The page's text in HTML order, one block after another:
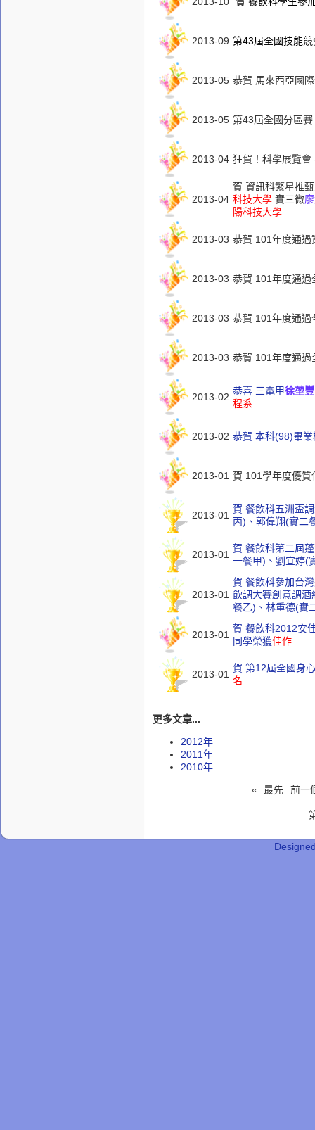
2013-09 第43屆全國技能
2013-05 恭賀 馬來西亞國
2013-05 第43屆全國分區
2013-04 狂賀！科學展覽會
2013-04
賀 資訊科繁星推
科技大學 實三微
陽科技大學
2013-03 恭賀 101年度通過
2013-03 恭賀 101年度通過
2013-03 恭賀 101年度通過
2013-03 恭賀 101年度通過
2013-02
恭喜 三電甲徐堃豐
程系
2013-02 恭賀 本科(98)畢業
2013-01 賀 101學年度優質
2013-01
賀 餐飲科五洲盃
丙)、郭偉翔(實二
2013-01
賀 餐飲科第二屆
一餐甲)、劉宜婷(
2013-01
賀 餐飲科參加台
飲調大賽創意調酒
餐乙)、林重德(實
2013-01
賀 餐飲科2012安
同學榮獲佳作
2013-01
賀 第12屆全國身
名
更多文章...
2012年
2011年
2010年
«
最先 前一